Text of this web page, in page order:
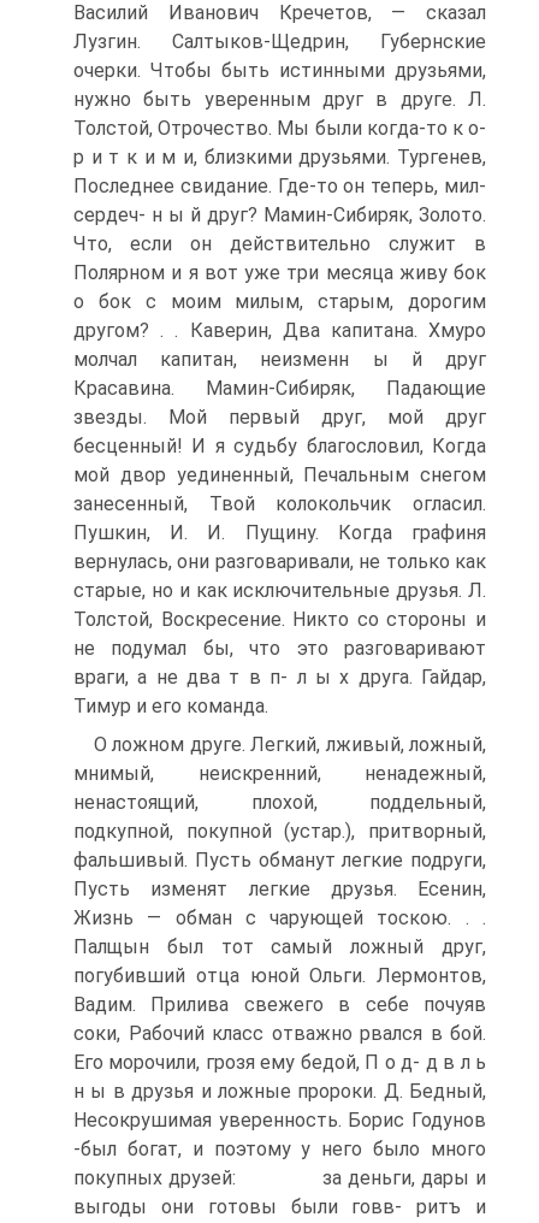
Василий Иванович Кречетов, — сказал
Лузгин. Салтыков-Щедрин, Губернские
очерки. Чтобы быть истинными друзьями,
нужно быть уверенным друг в друге. Л.
Толстой, Отрочество. Мы были когда-то к о-
р и т к и м и, близкими друзьями. Тургенев,
Последнее свидание. Где-то он теперь, мил-
сердеч- н ы й друг? Мамин-Сибиряк, Золото.
Что, если он действительно служит в
Полярном и я вот уже три месяца живу бок
о бок с моим милым, старым, дорогим
другом? . . Каверин, Два капитана. Хмуро
молчал капитан, неизменн ы й друг
Красавина. Мамин-Сибиряк, Падающие
звезды. Мой первый друг, мой друг
бесценный! И я судьбу благословил, Когда
мой двор уединенный, Печальным снегом
занесенный, Твой колокольчик огласил.
Пушкин, И. И. Пущину. Когда графиня
вернулась, они разговаривали, не только как
старые, но и как исключительные друзья. Л.
Толстой, Воскресение. Никто со стороны и
не подумал бы, что это разговаривают
враги, а не два т в п- л ы х друга. Гайдар,
Тимур и его команда.
О ложном друге. Легкий, лживый, ложный,
мнимый, неискренний, ненадежный,
ненастоящий, плохой, поддельный,
подкупной, покупной (устар.), притворный,
фальшивый. Пусть обманут легкие подруги,
Пусть изменят легкие друзья. Есенин,
Жизнь — обман с чарующей тоскою. . .
Палщын был тот самый ложный друг,
погубивший отца юной Ольги. Лермонтов,
Вадим. Прилива свежего в себе почуяв
соки, Рабочий класс отважно рвался в бой.
Его морочили, грозя ему бедой, П о д- д в л ь
н ы в друзья и ложные пророки. Д. Бедный,
Несокрушимая уверенность. Борис Годунов
-был богат, и поэтому у него было много
покупных друзей: за деньги, дары и
выгоды они готовы были говв- ритъ и